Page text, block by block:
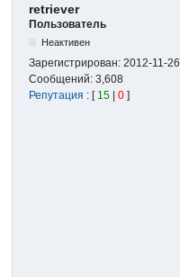
retriever
Пользователь
Неактивен
Зарегистрирован:2012-11-26
Сообщений:3,608
Репутация : [ 15 |0 ]